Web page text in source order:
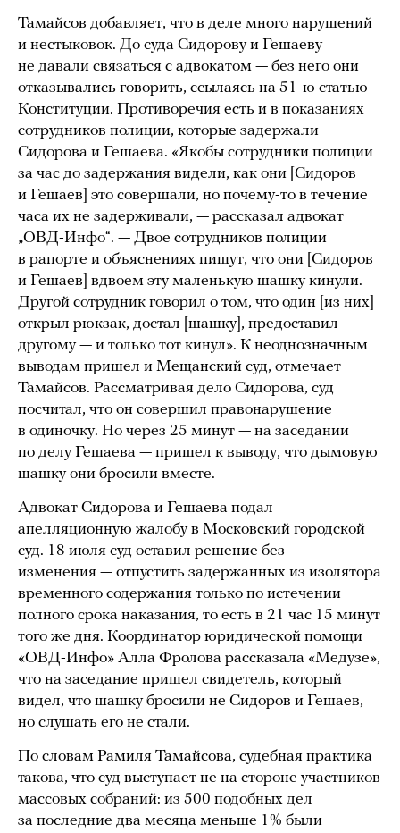
Тамайсов добавляет, что в деле много нарушений
и нестыковок. До суда Сидорову и Гешаеву
не давали связаться с адвокатом — без него они
отказывались говорить, ссылаясь на 51-ю статью
Конституции. Противоречия есть и в показаниях
сотрудников полиции, которые задержали
Сидорова и Гешаева. «Якобы сотрудники полиции
за час до задержания видели, как они [Сидоров
и Гешаев] это совершали, но почему-то в течение
часа их не задерживали, — рассказал адвокат
„ОВД-Инфо“. — Двое сотрудников полиции
в рапорте и объяснениях пишут, что они [Сидоров
и Гешаев] вдвоем эту маленькую шашку кинули.
Другой сотрудник говорил о том, что один [из них]
открыл рюкзак, достал [шашку], предоставил
другому — и только тот кинул». К неоднозначным
выводам пришел и Мещанский суд, отмечает
Тамайсов. Рассматривая дело Сидорова, суд
посчитал, что он совершил правонарушение
в одиночку. Но через 25 минут — на заседании
по делу Гешаева — пришел к выводу, что дымовую
шашку они бросили вместе.
Адвокат Сидорова и Гешаева подал
апелляционную жалобу в Московский городской
суд. 18 июля суд оставил решение без
изменения — отпустить задержанных из изолятора
временного содержания только по истечении
полного срока наказания, то есть в 21 час 15 минут
того же дня. Координатор юридической помощи
«ОВД-Инфо» Алла Фролова рассказала «Медузе»,
что на заседание пришел свидетель, который
видел, что шашку бросили не Сидоров и Гешаев,
но слушать его не стали.
По словам Рамиля Тамайсова, судебная практика
такова, что суд выступает не на стороне участников
массовых собраний: из 500 подобных дел
за последние два месяца меньше 1% были